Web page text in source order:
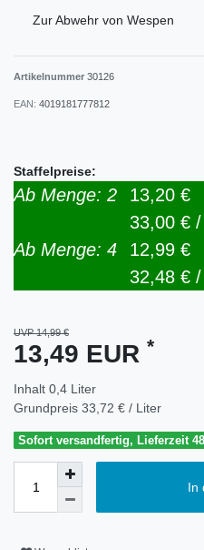
Zur Abwehr von Wespen
Artikelnummer 30126
EAN: 4019181777812
Staffelpreise:
Ab Menge: 2
13,20 €
33,00 €
Ab Menge: 4
12,99 €
32,48 €
UVP 14,99 €
13,49 EUR *
Inhalt 0,4 Liter
Grundpreis 33,72 € / Liter
Sofort versandfertig, Lieferzeit
In